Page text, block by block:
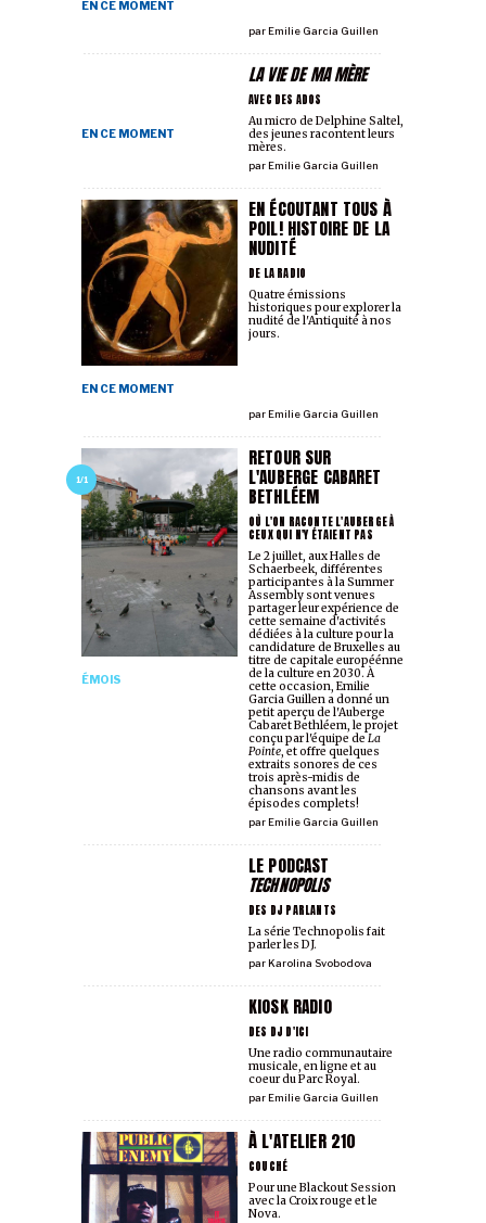
EN CE MOMENT
parEmilie Garcia Guillen
LA VIE DE MA MÈRE
AVEC DES ADOS
EN CE MOMENT
parEmilie Garcia Guillen
Au micro de Delphine Saltel,
des jeunes racontent leurs
mères.
EN ÉCOUTANT TOUS À
POIL! HISTOIRE DE LA
NUDITÉ
DE LA RADIO
EN CE MOMENT
par Emilie Garcia Guillen
Quatre émissions
historiques pour explorer la
nudité de l'Antiquité à nos
jours.
1/1
RETOUR SUR
L'AUBERGE CABARET
BETHLÉEM
OÙ L'ON RACONTE L'AUBERGE À
CEUX QUI N'Y ÉTAIENT PAS
ÉMOIS
par Emilie Garcia Guillen
Le 2 juillet, aux Halles de
Schaerbeek, différent·es
participant·es à la Summer
Assembly sont venu·es
partager leur expérience de
cette semaine d'activités
dédiées à la culture pour la
candidature de Bruxelles au
titre de capitale européénne
de la culture en 2030. À
cette occasion, Emilie
Garcia Guillen a donné un
petit aperçu de l'Auberge
Cabaret Bethléem, le projet
conçu par l'équipe de La
Pointe, et offre quelques
extraits sonores de ces
trois après-midis de
chansons avant les
épisodes complets!
LE PODCAST
TECHNOPOLIS
DES DJ PARLANTS
par Karolina Svobodova
La série Technopolis fait
parler les DJ.
KIOSK RADIO
DES DJ D'ICI
par Emilie Garcia Guillen
Une radio communautaire
musicale, en ligne et au
coeur du Parc Royal.
À L'ATELIER 210
COUCHÉ
Pour une Blackout Session
avec la Croix rouge et le
Nova.